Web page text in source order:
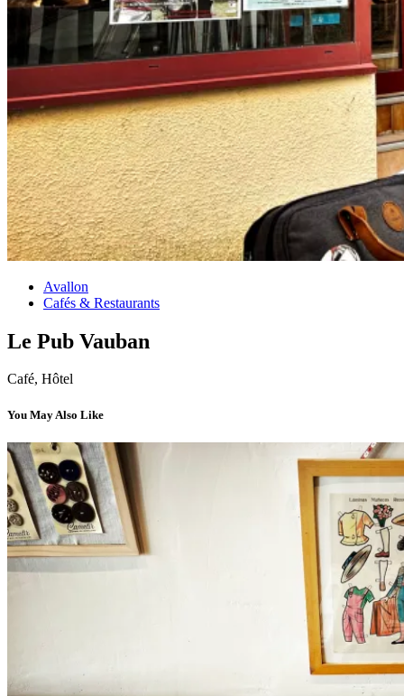
Avallon
Cafés & Restaurants
Le Pub Vauban
Café, Hôtel
You May Also Like